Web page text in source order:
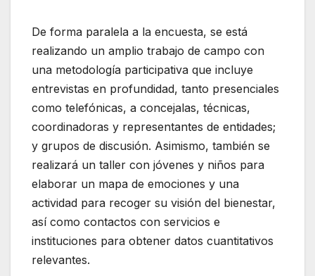
De forma paralela a la encuesta, se está
realizando un amplio trabajo de campo con
una metodología participativa que incluye
entrevistas en profundidad, tanto presenciales
como telefónicas, a concejalas, técnicas,
coordinadoras y representantes de entidades;
y grupos de discusión. Asimismo, también se
realizará un taller con jóvenes y niños para
elaborar un mapa de emociones y una
actividad para recoger su visión del bienestar,
así como contactos con servicios e
instituciones para obtener datos cuantitativos
relevantes.